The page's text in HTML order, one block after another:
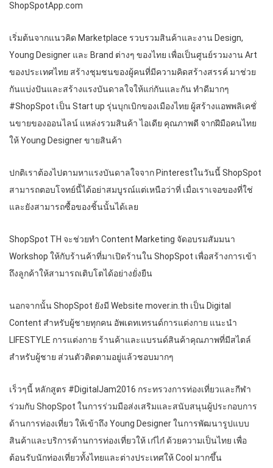
ShopSpotApp.com
เริ่มต้นจากแนวคิด Marketplace รวบรวมสินค้าและงาน Design,
Young Designer และ Brand ต่างๆ ของไทย เพื่อเป็นศูนย์รวมงาน Art
ของประเทศไทย สร้างชุมชนของผู้คนที่มีความคิดสร้างสรรค์ มาช่วย
กันแบ่งปันและสร้างแรงบันดาลใจให้แก่กันและกัน ทำดีมากๆ
#ShopSpot เป็น Start up รุ่นบุกเบิกของเมืองไทย ผู้สร้างแอพพลิเคชั่
นขายของออนไลน์ แหล่งรวมสินค้า ไอเดีย คุณภาพดี จากฝีมือคนไทย
ให้ Young Designer ขายสินค้า
ปกติเราต้องไปตามหาแรงบันดาลใจจาก Pinterestในวันนี้ ShopSpot
สามารถตอบโจทย์นี้ได้อย่าสมบูรณ์แต่เหนือว่าที่ เมื่อเราเจอของที่ใช่
และยังสามารถซื้อของชิ้นนั้นได้เลย
ShopSpot TH จะช่วยทำ Content Marketing จัดอบรมสัมมนา
Workshop ให้กับร้านค้าที่มาเปิดร้านใน ShopSpot เพื่อสร้างการเข้า
ถึงลูกค้าให้สามารถเติบโตได้อย่างยั่งยืน
นอกจากนั้น ShopSpot ยังมี Website mover.in.th เป็น Digital
Content สำหรับผู้ชายทุกคน อัพเดทเทรนด์การแต่งกาย แนะนำ
LIFESTYLE การแต่งกาย ร้านค้าและแบรนด์สินค้าคุณภาพที่มีสไตล์
สำหรับผู้ชาย ส่วนตัวติดตามอยู่แล้วชอบมากๆ
เร็วๆนี้ หลักสูตร #DigitalJam2016 กระทรวงการท่องเที่ยวและกีฬา
ร่วมกับ ShopSpot ในการร่วมมือส่งเสริมและสนับสนุนผู้ประกอบการ
ด้านการท่องเที่ยว ให้เข้าถึง Young Designer ในการพัฒนารูปแบบ
สินค้าและบริการด้านการท่องเที่ยวให้ เก๋ไก๋ ด้วยความเป็นไทย เพื่อ
ต้อนรับนักท่องเที่ยวทั้งไทยและต่างประเทศให้ Cool มากขึ้น